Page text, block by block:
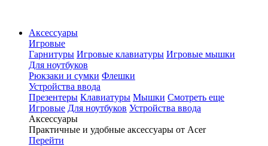
Аксессуары
Игровые
Гарнитуры Игровые клавиатуры Игровые мышки
Для ноутбуков
Рюкзаки и сумки Флешки
Устройства ввода
Презентеры Клавиатуры Мышки Смотреть еще
Игровые Для ноутбуков Устройства ввода
Аксессуары
Практичные и удобные аксессуары от Acer
Перейти